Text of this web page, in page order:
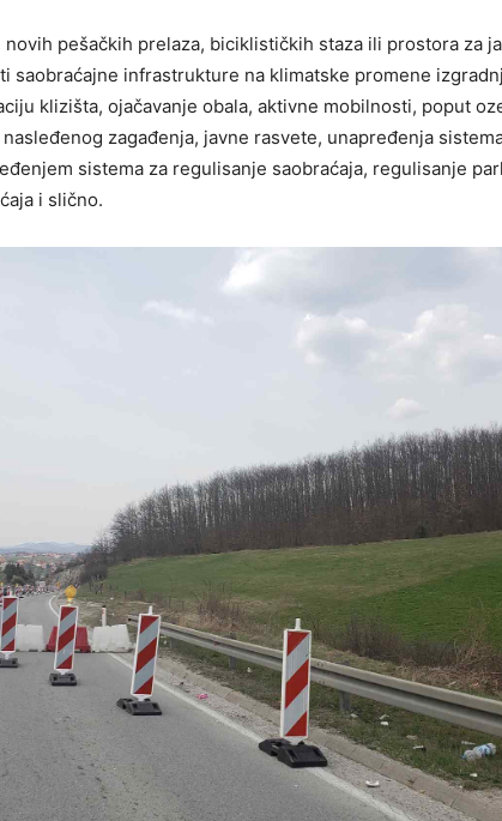
novih pešačkih prelaza, biciklističkih staza ili prostora za
saobraćajne infrastrukture na klimatske promene
klizišta, ojačavanje obala, aktivne mobilnosti, poput
zagađenja, javne rasvete, unapređenja
sistema za regulisanje saobraćaja, regulisanje
i slično.